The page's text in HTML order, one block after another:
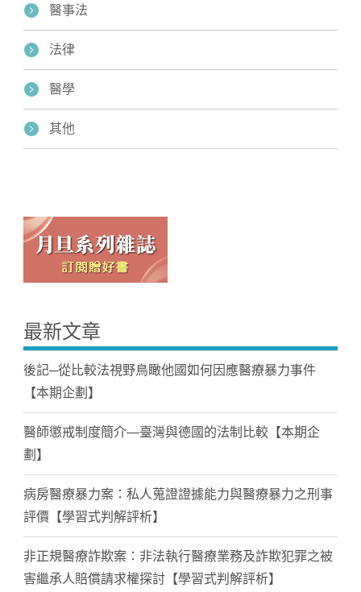
醫事法
法律
醫學
其他
最新文章
後記─從比較法視野鳥瞰他國如何因應醫療暴力事件
【本期企劃】
醫師懲戒制度簡介—臺灣與德國的法制比較【本期企
劃】
病房醫療暴力案：私人蒐證證據能力與醫療暴力之刑事
評價【學習式判解評析】
非正規醫療詐欺案：非法執行醫療業務及詐欺犯罪之被
害繼承人賠償請求權探討【學習式判解評析】